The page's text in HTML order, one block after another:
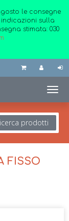
le consegne
sulla
stimata: 030
prodotti
FISSO